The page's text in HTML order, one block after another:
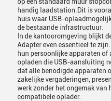
handig laadstation.Dit is
huis waar USB-
de bestaande infrastructuur.
In de kantooromgeving blijkt
Adapter even essentieel te
hun persoonlijke apparaten
opladen die USB-aansluiting
dat alle benodigde apparaten
zakelijke vergaderingen,
werk zonder het ongemak van
compatibele oplader.